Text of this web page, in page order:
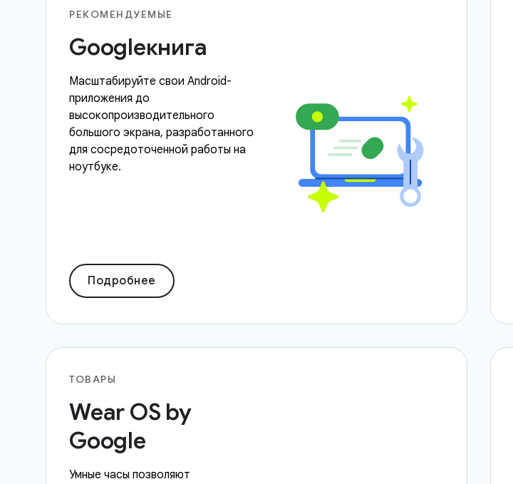
РЕКОМЕНДУЕМЫЕ
Googleкнига
Масштабируйте свои Android-
приложения до
высокопроизводительного
большого экрана, разработанного
для сосредоточенной работы на
ноутбуке.
Подробнее
ТОВАРЫ
Wear OS by
Google
Умные часы позволяют